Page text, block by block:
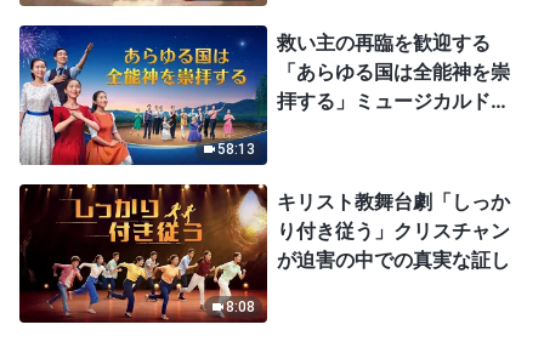
58:13
救い主の再臨を歓迎する
「あらゆる国は全能神を崇
拝する」ミュージカルドラ
8:08
キリスト教舞台劇「しっか
り付き従う」クリスチャン
が迫害の中での真実な証し